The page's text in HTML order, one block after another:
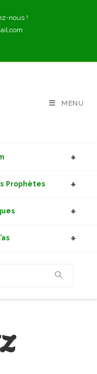
nous !
MENU
Prophètes